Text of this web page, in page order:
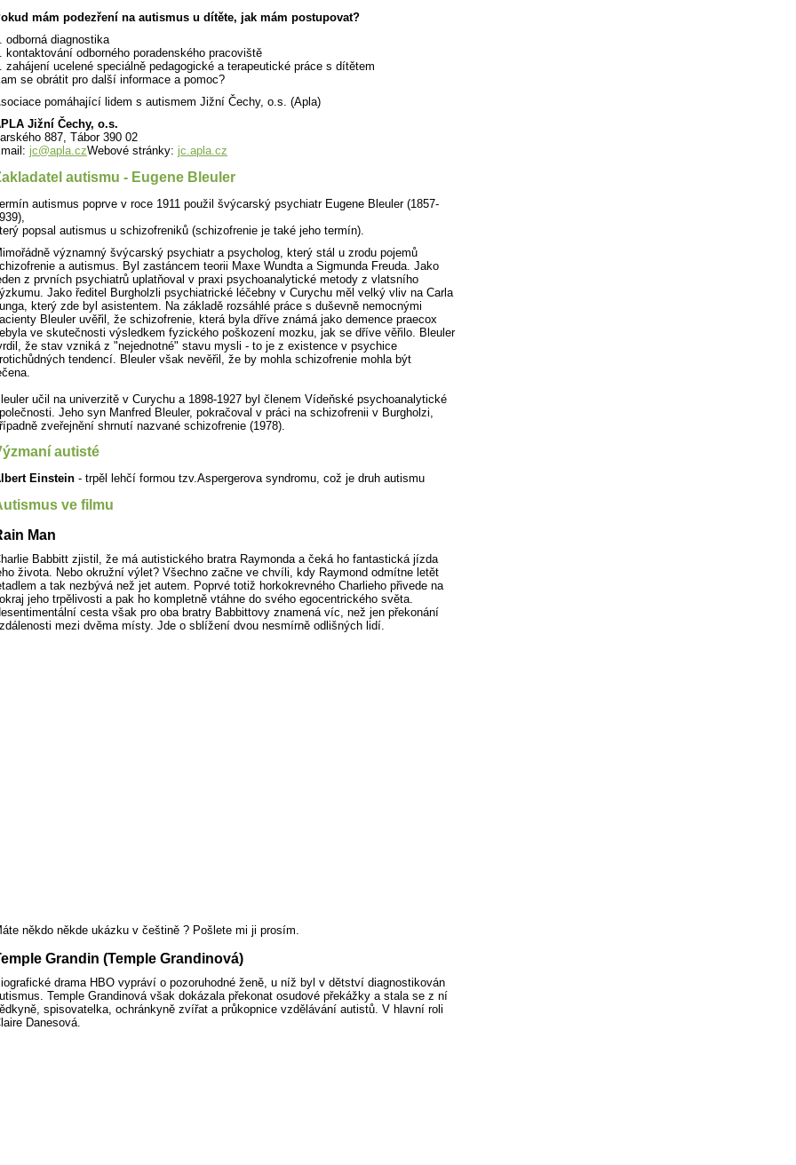
mám podezření na autismus u dítěte, jak mám postupovat?
odborná diagnostika
kontaktování odborného poradenského pracoviště
zahájení ucelené speciálně pedagogické a terapeutické práce s dítětem
se obrátit pro další informace a pomoc?
pomáhající lidem s autismem Jižní Čechy, o.s. (Apla)
Jižní Čechy, o.s.
887, Tábor 390 02
jc@apla.czWebové stránky: jc.apla.cz
autismu - Eugene Bleuler
autismus poprve v roce 1911 použil švýcarský psychiatr Eugene Bleuler (1857-
popsal autismus u schizofreniků (schizofrenie je také jeho termín).
významný švýcarský psychiatr a psycholog, který stál u zrodu pojemů
a autismus. Byl zastáncem teorii Maxe Wundta a Sigmunda Freuda. Jako
z prvních psychiatrů uplatňoval v praxi psychoanalytické metody z vlatsního
Jako ředitel Burgholzli psychiatrické léčebny v Curychu měl velký vliv na Carla
který zde byl asistentem. Na základě rozsáhlé práce s duševně nemocnými
Bleuler uvěřil, že schizofrenie, která byla dříve známá jako demence praecox
ve skutečnosti výsledkem fyzického poškození mozku, jak se dříve věřilo. Bleuler
že stav vzniká z "nejednotné" stavu mysli - to je z existence v psychice
tendencí. Bleuler však nevěřil, že by mohla schizofrenie mohla být
učil na univerzitě v Curychu a 1898-1927 byl členem Vídeňské psychoanalytické
Jeho syn Manfred Bleuler, pokračoval v práci na schizofrenii v Burgholzi,
zveřejnění shrnutí nazvané schizofrenie (1978).
autisté
Einstein - trpěl lehčí formou tzv.Aspergerova syndromu, což je druh autismu
ve filmu
Man
Babbitt zjistil, že má autistického bratra Raymonda a čeká ho fantastická jízda
života. Nebo okružní výlet? Všechno začne ve chvíli, kdy Raymond odmítne letět
a tak nezbývá než jet autem. Poprvé totiž horkokrevného Charlieho přivede na
jeho trpělivosti a pak ho kompletně vtáhne do svého egocentrického světa.
cesta však pro oba bratry Babbittovy znamená víc, než jen překonání
mezi dvěma místy. Jde o sblížení dvou nesmírně odlišných lidí.
někdo někde ukázku v češtině ? Pošlete mi ji prosím.
Grandin (Temple Grandinová)
drama HBO vypráví o pozoruhodné ženě, u níž byl v dětství diagnostikován
Temple Grandinová však dokázala překonat osudové překážky a stala se z ní
spisovatelka, ochránkyně zvířat a průkopnice vzdělávání autistů. V hlavní roli
Danesová.